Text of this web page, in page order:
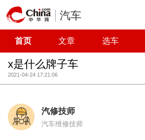
汽车
首页 文章 选车
x是什么牌子车
2021-04-24 17:21:06
汽修技师
汽车维修技师